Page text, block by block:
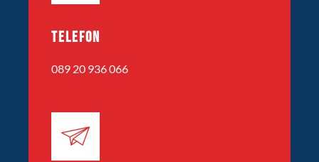
TELEFON
089 20 936 066